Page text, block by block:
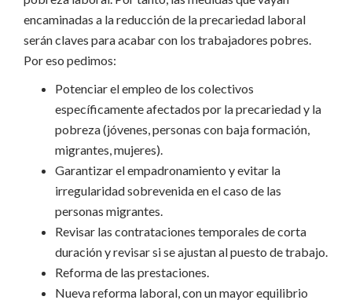
encaminadas a la reducción de la precariedad laboral
serán claves para acabar con los trabajadores pobres.
Por eso pedimos:
Potenciar el empleo de los colectivos
específicamente afectados por la precariedad y la
pobreza (jóvenes, personas con baja formación,
migrantes, mujeres).
Garantizar el empadronamiento y evitar la
irregularidad sobrevenida en el caso de las
personas migrantes.
Revisar las contrataciones temporales de corta
duración y revisar si se ajustan al puesto de trabajo.
Reforma de las prestaciones.
Nueva reforma laboral, con un mayor equilibrio